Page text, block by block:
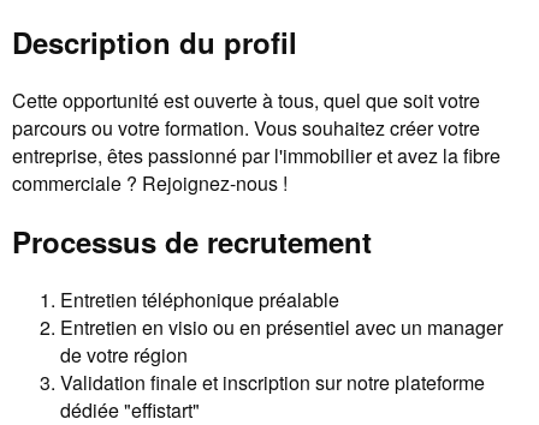
Description du profil
Cette opportunité est ouverte à tous, quel que soit votre
parcours ou votre formation. Vous souhaitez créer votre
entreprise, êtes passionné par l'immobilier et avez la fibre
commerciale ? Rejoignez-nous !
Processus de recrutement
Entretien téléphonique préalable
Entretien en visio ou en présentiel avec un manager
de votre région
Validation finale et inscription sur notre plateforme
dédiée "effistart"